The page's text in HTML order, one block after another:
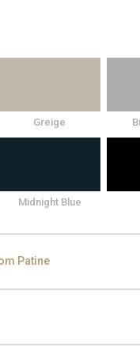
Greige
Midnight Blue
Patine